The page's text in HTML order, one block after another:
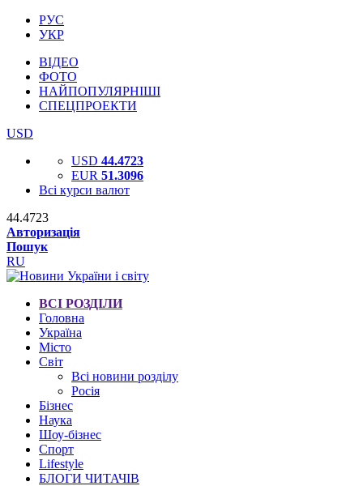
РУС
УКР
ВІДЕО
ФОТО
НАЙПОПУЛЯРНІШІ
СПЕЦПРОЕКТИ
USD
USD 44.4723
EUR 51.3096
Всі курси валют
44.4723
Авторизація
Пошук
RU
ВСІ РОЗДІЛИ
Головна
Україна
Місто
Світ
Всі новини розділу
Росія
Бізнес
Наука
Шоу-бізнес
Спорт
Lifestyle
БЛОГИ ЧИТАЧІВ